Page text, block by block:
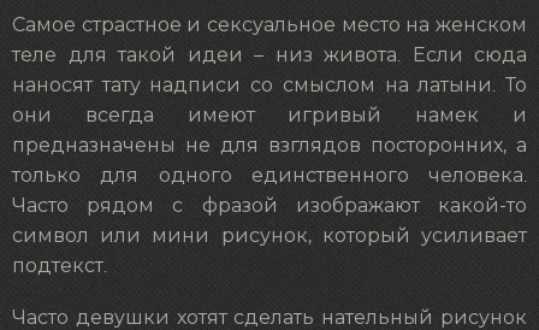
Самое страстное и сексуальное место на женском
теле для такой идеи – низ живота. Если сюда
наносяттату надписи со смыслом на латыни. То
они всегда имеют игривый намек и
предназначены не для взглядов посторонних, а
только для одного единственного человека.
Часто рядом с фразой изображают какой-то
символ или мини рисунок, который усиливает
подтекст.
Часто девушки хотят сделать нательный рисунок